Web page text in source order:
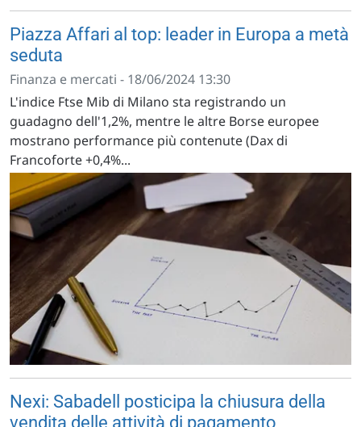
Piazza Affari al top: leader in Europa a metà
seduta
Finanza e mercati - 18/06/2024 13:30
L'indice Ftse Mib di Milano sta registrando un
guadagno dell'1,2%, mentre le altre Borse europee
mostrano performance più contenute (Dax di
Francoforte +0,4%...
Nexi: Sabadell posticipa la chiusura della
vendita delle attività di pagamento